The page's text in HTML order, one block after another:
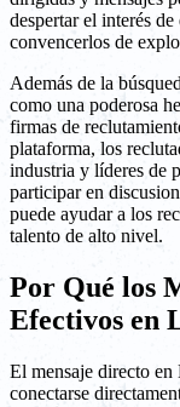
despertar el interés
convencerlos de
Además de la
como una poderosa
firmas de
plataforma, los
industria y líderes de
participar en
puede ayudar a los
talento de alto nivel.
Por Qué los
Efectivos en
El mensaje directo
conectarse